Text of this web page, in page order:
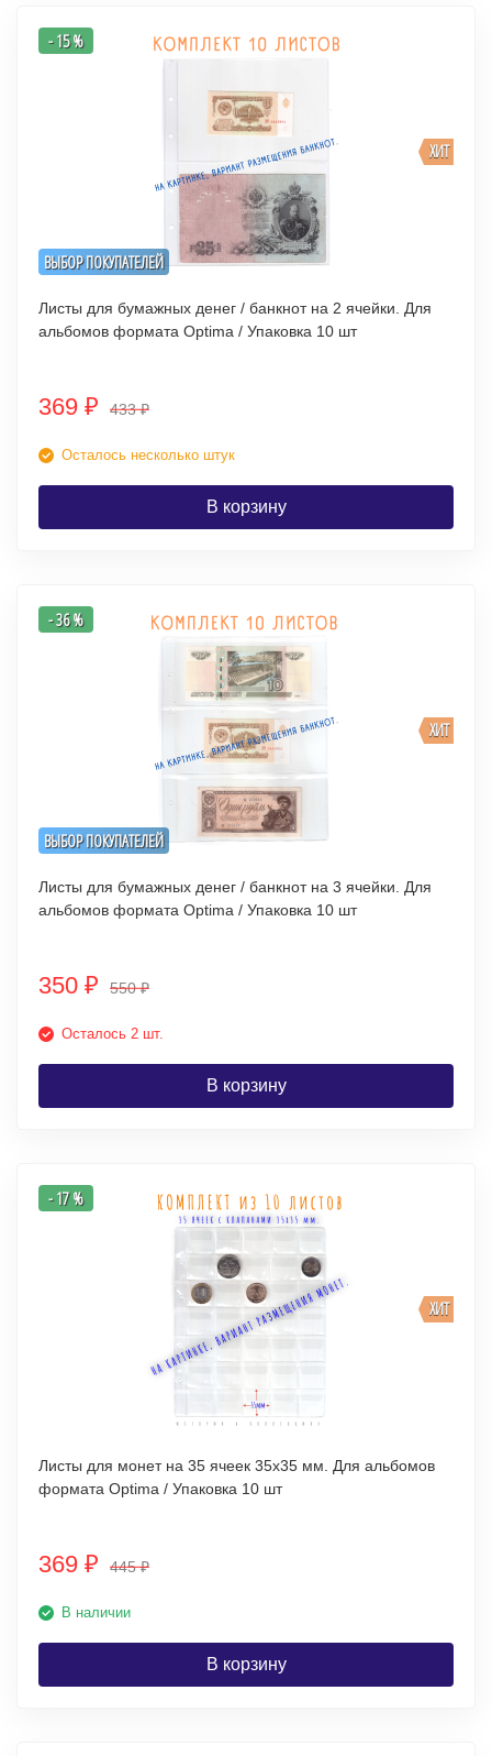
ВЫБОР ПОКУПАТЕЛЕЙ
ХИТ
- 15 %
Листы для бумажных денег / банкнот на 2 ячейки. Для
альбомов формата Optima / Упаковка 10 шт
369 ₽ 433₽
Осталось несколько штук
В корзину
ВЫБОР ПОКУПАТЕЛЕЙ
ХИТ
- 36 %
Листы для бумажных денег / банкнот на 3 ячейки. Для
альбомов формата Optima / Упаковка 10 шт
350 ₽ 550₽
Осталось 2 шт.
В корзину
ХИТ
- 17 %
Листы для монет на 35 ячеек 35х35 мм. Для альбомов
формата Optima / Упаковка 10 шт
369 ₽ 445₽
В наличии
В корзину